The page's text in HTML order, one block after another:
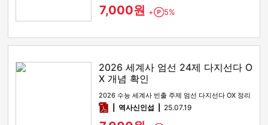
7,000원 + Point
5%
2026 세계사 엄선 24제 다지선다 O
X 개념 확인
2026 수능 세계사 빈출 주제 엄선 다지선다 OX 정리
pdf역사신인섭 25.07.19